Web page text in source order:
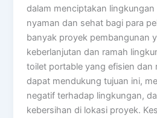
dalam menciptakan lingkungan
nyaman dan sehat bagi para
banyak proyek pembangunan
keberlanjutan dan ramah
toilet portable yang efisien dan
dapat mendukung tujuan ini,
negatif terhadap lingkungan,
kebersihan di lokasi proyek.